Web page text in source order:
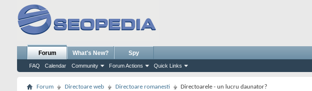
Forum
FAQ Calendar Community Forum Actions Quick Links
What's New? Spy
Forum Directoare web Directoare romanesti Directoarele - un lucru daunator?